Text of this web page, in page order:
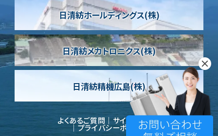
日清紡ホールディングス(株)
日清紡メカトロニクス(株)
日清紡精機広島(株)
よくあるご質問 サイトポリシー
プライバシーポリシー